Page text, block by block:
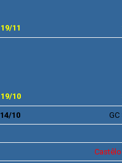
19/11
19/10
14/10